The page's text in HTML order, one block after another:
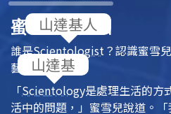
蜜雪兒，美國
誰是Scientologist ？認識蜜雪
藝術家。
「Scientology是處理生活的方
活中的問題，」蜜雪兒說道。